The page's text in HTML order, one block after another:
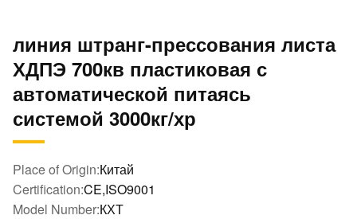
линия штранг-прессования листа
ХДПЭ 700кв пластиковая с
автоматической питаясь
системой 3000кг/хр
Place of Origin:Китай
Certification:CE,ISO9001
Model Number:КХТ